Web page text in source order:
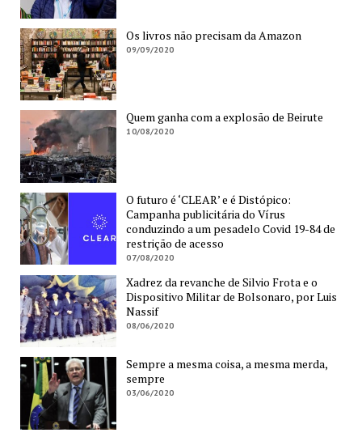
Os livros não precisam da Amazon
09/09/2020
Quem ganha com a explosão de Beirute
10/08/2020
O futuro é ‘CLEAR’ e é Distópico:
Campanha publicitária do Vírus
conduzindo a um pesadelo Covid 19-84 de
restrição de acesso
07/08/2020
Xadrez da revanche de Silvio Frota e o
Dispositivo Militar de Bolsonaro, por Luis
Nassif
08/06/2020
Sempre a mesma coisa, a mesma merda,
sempre
03/06/2020